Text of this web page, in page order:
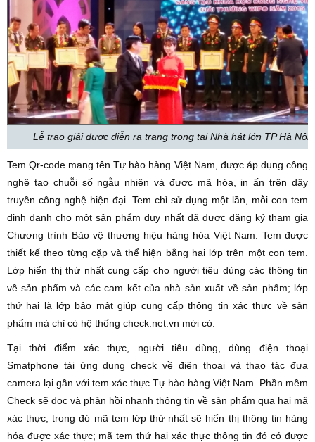
Lễ trao giải được diễn ra trang trọng tại Nhà hát lớn TP Hà Nội.
Tem Qr-code mang tên Tự hào hàng Việt Nam, được áp dụng công
nghệ tạo chuỗi số ngẫu nhiên và được mã hóa, in ấn trên dây
truyền công nghệ hiện đại. Tem chỉ sử dụng một lần, mỗi con tem
định danh cho một sản phẩm duy nhất đã được đăng ký tham gia
Chương trình Bảo vệ thương hiệu hàng hóa Việt Nam. Tem được
thiết kế theo từng cặp và thể hiện bằng hai lớp trên một con tem.
Lớp hiển thị thứ nhất cung cấp cho người tiêu dùng các thông tin
về sản phẩm và các cam kết của nhà sản xuất về sản phẩm; lớp
thứ hai là lớp bảo mật giúp cung cấp thông tin xác thực về sản
phẩm mà chỉ có hệ thống check.net.vn mới có.
Tại thời điểm xác thực, người tiêu dùng, dùng điện thoại
Smatphone tải ứng dụng check về điện thoại và thao tác đưa
camera lại gần với tem xác thực Tự hào hàng Việt Nam. Phần mềm
Check sẽ đọc và phản hồi nhanh thông tin về sản phẩm qua hai mã
xác thực, trong đó mã tem lớp thứ nhất sẽ hiển thị thông tin hàng
hóa được xác thực; mã tem thứ hai xác thực thông tin đó có được